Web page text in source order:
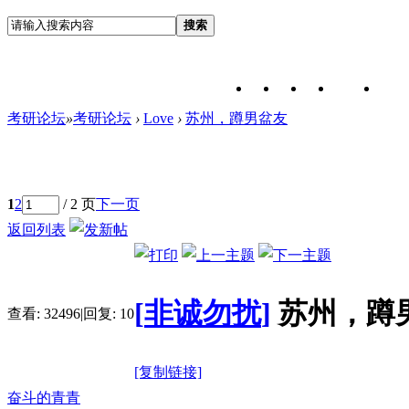
搜索
考研论坛»考研论坛 › Love › 苏州，蹲男盆友
12 / 2 页下一页
返回列表
查看: 32496|回复: 10[非诚勿扰] 苏州，蹲
[复制链接]
奋斗的青青